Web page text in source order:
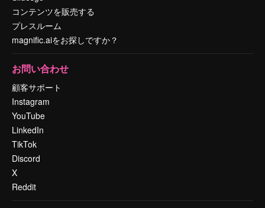
コンテンツを販売する
プレスルーム
magnific.aiをお探しですか？
お問い合わせ
顧客サポート
Instagram
YouTube
LinkedIn
TikTok
Discord
X
Reddit